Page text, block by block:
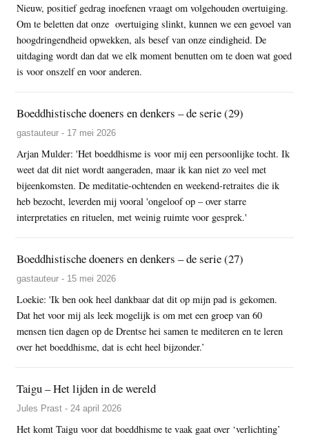
Nieuw, positief gedrag inoefenen vraagt om volgehouden overtuiging.
Om te beletten dat onze overtuiging slinkt, kunnen we een gevoel van
hoogdringendheid opwekken, als besef van onze eindigheid. De
uitdaging wordt dan dat we elk moment benutten om te doen wat goed
is voor onszelf en voor anderen.
Boeddhistische doeners en denkers – de serie (29)
gastauteur - 17 mei 2026
Arjan Mulder: 'Het boeddhisme is voor mij een persoonlijke tocht. Ik
weet dat dit niet wordt aangeraden, maar ik kan niet zo veel met
bijeenkomsten. De meditatie-ochtenden en weekend-retraites die ik
heb bezocht, leverden mij vooral 'ongeloof op – over starre
interpretaties en rituelen, met weinig ruimte voor gesprek.'
Boeddhistische doeners en denkers – de serie (27)
gastauteur - 15 mei 2026
Loekie: 'Ik ben ook heel dankbaar dat dit op mijn pad is gekomen.
Dat het voor mij als leek mogelijk is om met een groep van 60
mensen tien dagen op de Drentse hei samen te mediteren en te leren
over het boeddhisme, dat is echt heel bijzonder.’
Taigu – Het lijden in de wereld
Jules Prast - 24 april 2026
Het komt Taigu voor dat boeddhisme te vaak gaat over ‘verlichting’